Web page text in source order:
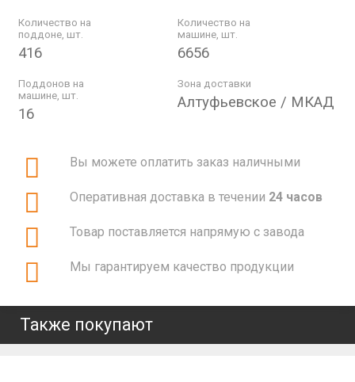
Количество на
поддоне, шт.
416
Количество на
машине, шт.
6656
Поддонов на
машине, шт.
16
Зона доставки
Алтуфьевское / МКАД
Вы можете оплатить заказ наличными
Оперативная доставка в течении 24 часов
Товар поставляется напрямую с завода
Мы гарантируем качество продукции
Также покупают